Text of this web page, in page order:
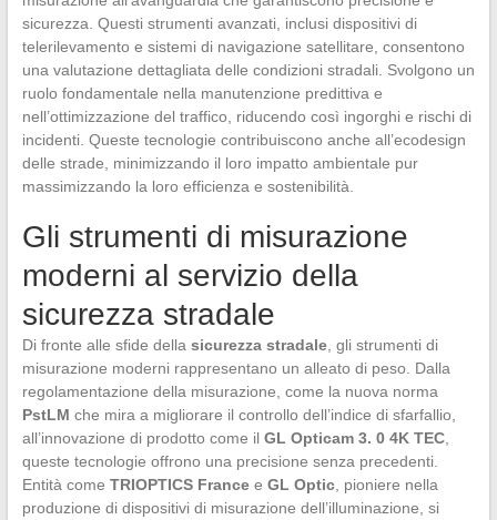
sicurezza. Questi strumenti avanzati, inclusi dispositivi di
telerilevamento e sistemi di navigazione satellitare, consentono
una valutazione dettagliata delle condizioni stradali. Svolgono un
ruolo fondamentale nella manutenzione predittiva e
nell’ottimizzazione del traffico, riducendo così ingorghi e rischi di
incidenti. Queste tecnologie contribuiscono anche all’ecodesign
delle strade, minimizzando il loro impatto ambientale pur
massimizzando la loro efficienza e sostenibilità.
Gli strumenti di misurazione
moderni al servizio della
sicurezza stradale
Di fronte alle sfide della sicurezza stradale, gli strumenti di
misurazione moderni rappresentano un alleato di peso. Dalla
regolamentazione della misurazione, come la nuova norma
PstLM che mira a migliorare il controllo dell’indice di sfarfallio,
all’innovazione di prodotto come il GL Opticam 3. 0 4K TEC,
queste tecnologie offrono una precisione senza precedenti.
Entità come TRIOPTICS Francee GL Optic, pioniere nella
produzione di dispositivi di misurazione dell’illuminazione, si